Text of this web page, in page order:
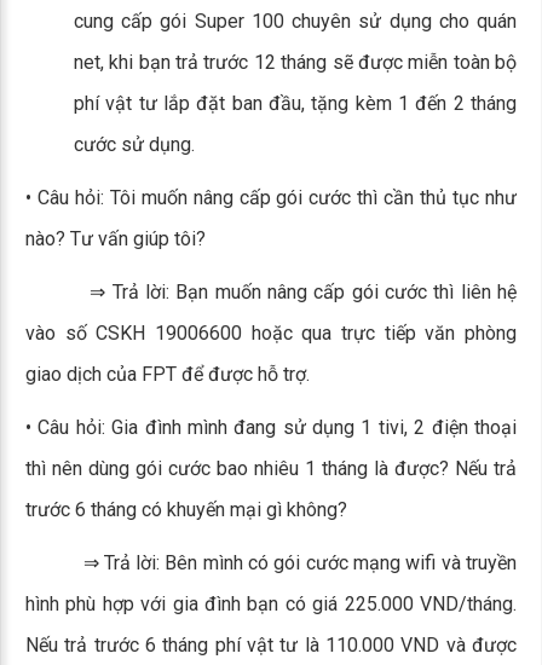
cung cấp gói Super 100 chuyên sử dụng cho quán
net, khi bạn trả trước 12 tháng sẽ được miễn toàn bộ
phí vật tư lắp đặt ban đầu, tặng kèm 1 đến 2 tháng
cước sử dụng.
• Câu hỏi: Tôi muốn nâng cấp gói cước thì cần thủ tục như
nào? Tư vấn giúp tôi?
⇒ Trả lời: Bạn muốn nâng cấp gói cước thì liên hệ
vào số CSKH 19006600 hoặc qua trực tiếp văn phòng
giao dịch của FPT để được hỗ trợ.
• Câu hỏi: Gia đình mình đang sử dụng 1 tivi, 2 điện thoại
thì nên dùng gói cước bao nhiêu 1 tháng là được? Nếu trả
trước 6 tháng có khuyến mại gì không?
⇒ Trả lời: Bên mình có gói cước mạng wifi và truyền
hình phù hợp với gia đình bạn có giá 225.000 VND/tháng.
Nếu trả trước 6 tháng phí vật tư là 110.000 VND và được